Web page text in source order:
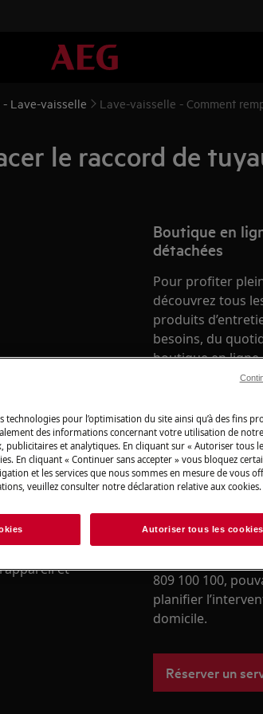
Lave-vaisselle Lave-vaisselle - Comment
le raccord de
de votre
et
Boutique en
détachées
Pour profiter
découvrez tous
produits
besoins, du
boutique en ligne
Vers la
Service de
Besoin d’une
votre appareil
avec notre
809 100 100,
planifier
domicile.
Réserver un
technologies pour l’optimisation du site ainsi qu’à des fins
des informations concernant votre utilisation de
publicitaires et analytiques. En cliquant sur « Autoriser tous
En cliquant « Continuer sans accepter » vous bloquez
et les services que nous sommes en mesure de vous
veuillez consulter notre déclaration relative aux cookies.
Autoriser tous les cookies